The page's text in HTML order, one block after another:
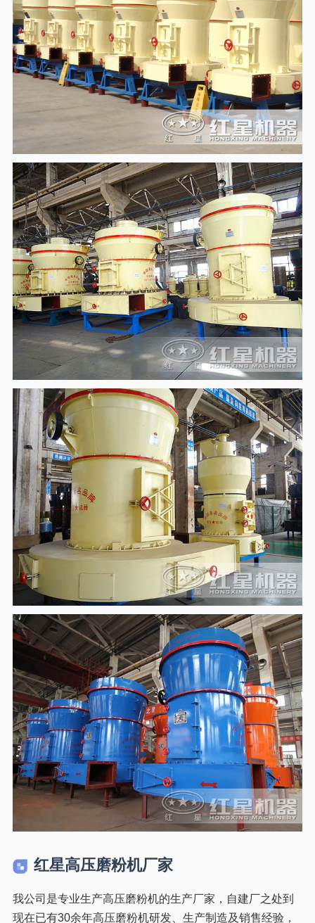
红星高压磨粉机厂家
我公司是专业生产高压磨粉机的生产厂家，自建厂之处到
现在已有30余年高压磨粉机研发、生产制造及销售经验，